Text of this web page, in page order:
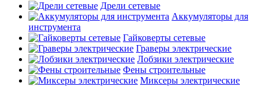
Дрели сетевые
Аккумуляторы для
инструмента
Гайковерты сетевые
Граверы электрические
Лобзики электрические
Фены строительные
Миксеры электрические